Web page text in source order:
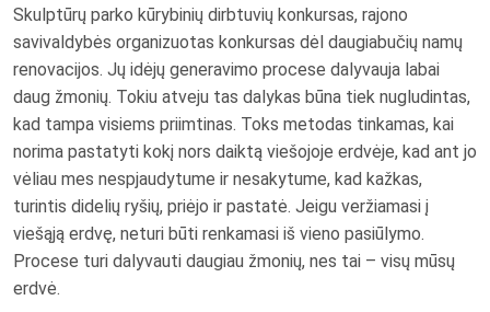
Skulptūrų parko kūrybinių dirbtuvių konkursas, rajono
savivaldybės organizuotas konkursas dėl daugiabučių namų
renovacijos. Jų idėjų generavimo procese dalyvauja labai
daug žmonių. Tokiu atveju tas dalykas būna tiek nugludintas,
kad tampa visiems priimtinas. Toks metodas tinkamas, kai
norima pastatyti kokį nors daiktą viešojoje erdvėje, kad ant jo
vėliau mes nespjaudytume ir nesakytume, kad kažkas,
turintis didelių ryšių, priėjo ir pastatė. Jeigu veržiamasi į
viešąją erdvę, neturi būti renkamasi iš vieno pasiūlymo.
Procese turi dalyvauti daugiau žmonių, nes tai – visų mūsų
erdvė.